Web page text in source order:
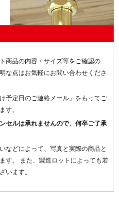
商品の内容・サイズ等をご確認の
な点はお気軽にお問い合わせくださ
予定日のご連絡メール」をもってご
す。
セルは承れませんので、何卒ご了承
などによって、写真と実際の商品と
す。 また、製造ロットによっても若
います。